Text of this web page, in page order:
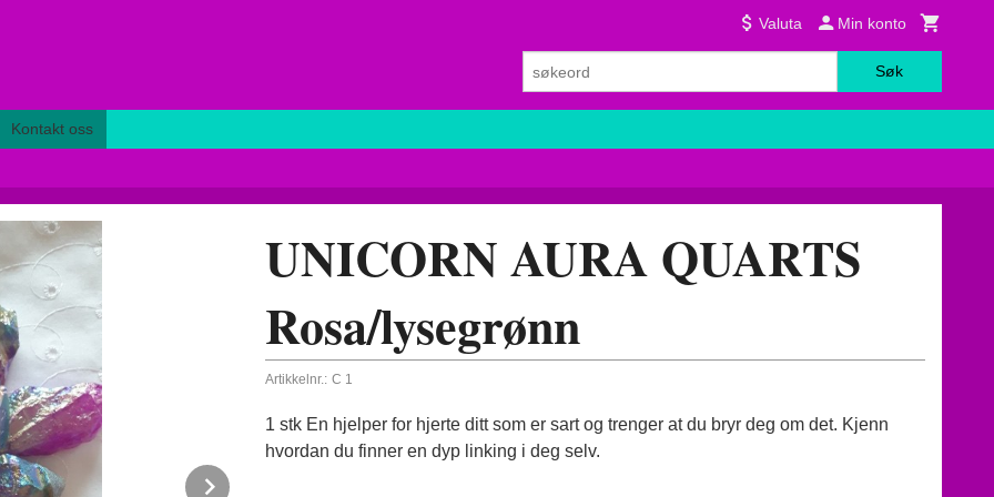
Valuta Min konto
Søk
Kontakt oss
UNICORN AURA QUARTS
Rosa/lysegrønn
Artikkelnr.: C 1
1 stk En hjelper for hjerte ditt som er sart og trenger at du bryr deg om det. Kjenn
hvordan du finner en dyp linking i deg selv.